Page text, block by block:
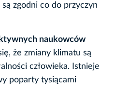
zgodni co do przyczyn
naukowców
że zmiany klimatu są
człowieka. Istnieje
poparty tysiącami